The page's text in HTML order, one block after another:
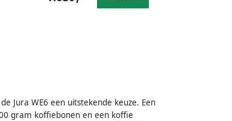
Jura WE6 een uitstekende keuze. Een
gram koffiebonen en een koffie